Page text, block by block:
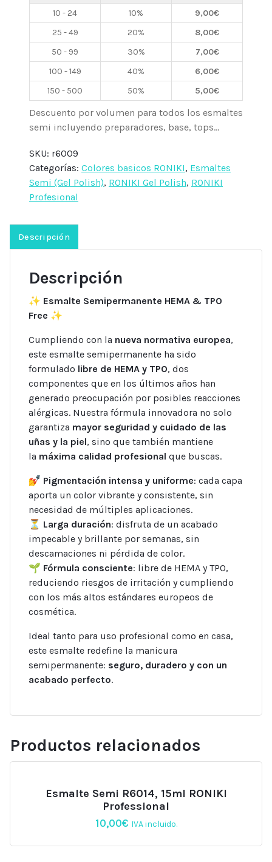
Professional
cantidad
10 - 24
10% 9,00€
25 - 49
20% 8,00€
50 - 99
30% 7,00€
100 - 149
40% 6,00€
150 - 500
50% 5,00€
Descuento por volumen para todos los esmaltes
semi incluyendo preparadores, base, tops...
SKU: r6009
Categorías: Colores basicos RONIKI, Esmaltes
Semi (Gel Polish), RONIKI Gel Polish, RONIKI
Profesional
Descripción
Descripción
✨ Esmalte Semipermanente HEMA & TPO
Free ✨
Cumpliendo con la nueva normativa europea,
este esmalte semipermanente ha sido
formulado libre de HEMA y TPO, dos
componentes que en los últimos años han
generado preocupación por posibles reacciones
alérgicas. Nuestra fórmula innovadora no solo
garantiza mayor seguridad y cuidado de las
uñas y la piel, sino que también mantiene
la máxima calidad profesional que buscas.
💅 Pigmentación intensa y uniforme: cada capa
aporta un color vibrante y consistente, sin
necesidad de múltiples aplicaciones.
⏳ Larga duración: disfruta de un acabado
impecable y brillante por semanas, sin
descamaciones ni pérdida de color.
🌱 Fórmula consciente: libre de HEMA y TPO,
reduciendo riesgos de irritación y cumpliendo
con los más altos estándares europeos de
cosmética.
Ideal tanto para uso profesional como en casa,
este esmalte redefine la manicura
semipermanente: seguro, duradero y con un
acabado perfecto.
Productos relacionados
Esmalte Semi R6014, 15ml RONIKI
Professional
10,00€ IVA incluido.